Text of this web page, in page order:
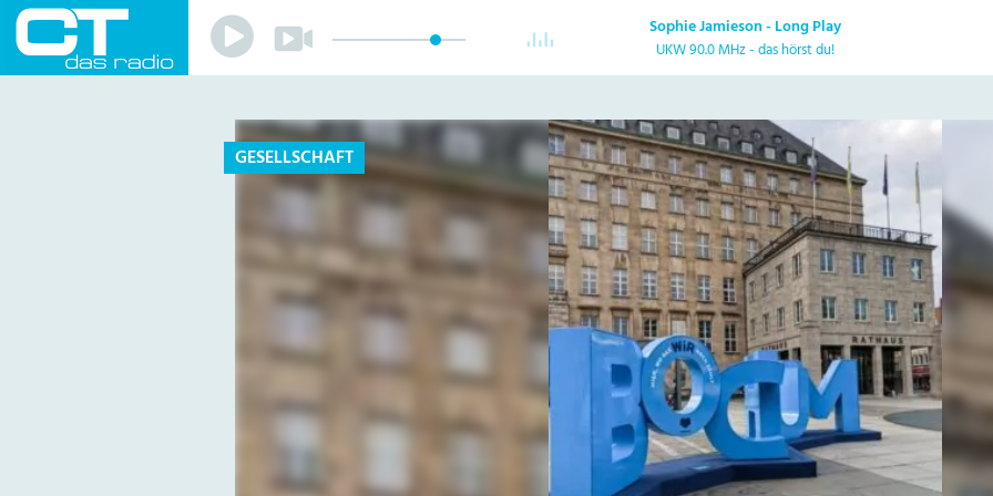
Play
Play Sophie Jamieson - Long Play
UKW 90.0 MHz - das hörst du!
GESELLSCHAFT